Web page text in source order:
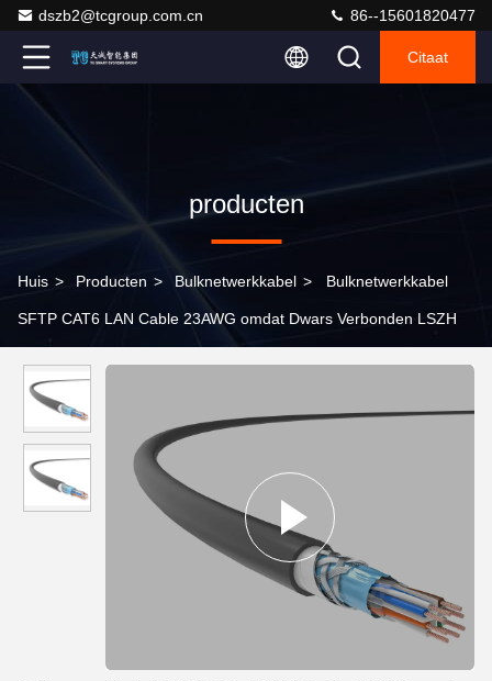
dszb2@tcgroup.com.cn 86--15601820477
Citaat
producten
Huis > Producten > Bulknetwerkkabel > Bulknetwerkkabel
SFTP CAT6 LAN Cable 23AWG omdat Dwars Verbonden LSZH